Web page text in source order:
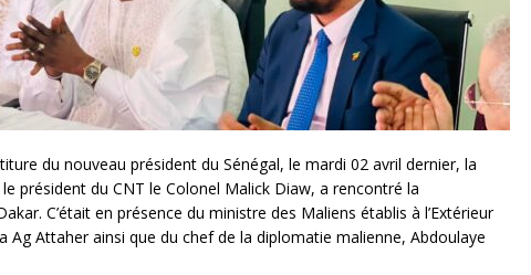
du nouveau président du Sénégal, le mardi 02 avril dernier, la
président du CNT le Colonel Malick Diaw, a rencontré la
C’était en présence du ministre des Maliens établis à l’Extérieur
Ag Attaher ainsi que du chef de la diplomatie malienne, Abdoulaye